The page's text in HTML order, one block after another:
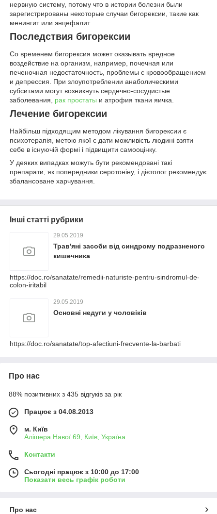
нервную систему, потому что в истории болезни были
зарегистрированы некоторые случаи бигорексии, такие как
менингит или энцефалит.
Последствия бигорексии
Со временем бигорексия может оказывать вредное
воздействие на организм, например, почечная или
печеночная недостаточность, проблемы с кровообращением
и депрессия. При злоупотреблении анаболическими
субситами могут возникнуть сердечно-сосудистые
заболевания, рак простаты и атрофия ткани яичка.
Лечение бигорексии
Найбільш підходящим методом лікування бигорексии є
психотерапія, метою якої є дати можливість людині взяти
себе в існуючій формі і підвищити самооцінку.
У деяких випадках можуть бути рекомендовані такі
препарати, як попередники серотоніну, і дієтолог рекомендує
збалансоване харчування.
Інші статті рубрики
29.05.2019
Трав'яні засоби від синдрому подразненого
кишечника
https://doc.ro/sanatate/remedii-naturiste-pentru-sindromul-de-
colon-iritabil
29.05.2019
Основні недуги у чоловіків
https://doc.ro/sanatate/top-afectiuni-frecvente-la-barbati
Про нас
88% позитивних з 435 відгуків за рік
Працює з 04.08.2013
м. Київ
Алішера Навої 69, Київ, Україна
Контакти
Сьогодні працює з 10:00 до 17:00
Показати весь графік роботи
Про нас